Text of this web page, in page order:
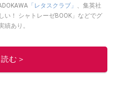
「レタスクラブ」 、集英社
い！ シャトレーゼBOOK」などでグ
績あり。
む＞